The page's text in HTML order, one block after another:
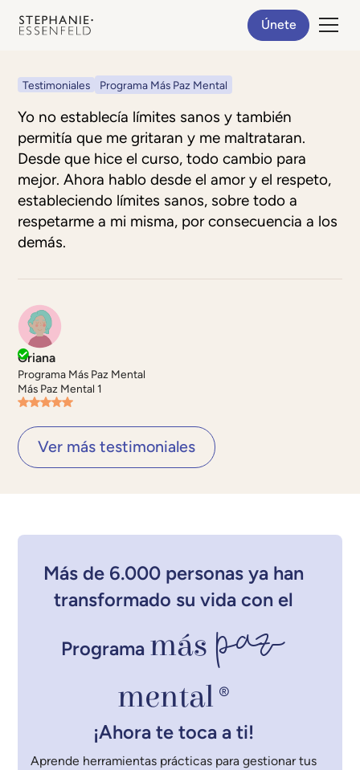
Únete
Testimoniales Programa Más Paz Mental
Yo no establecía límites sanos y también
permitía que me gritaran y me maltrataran.
Desde que hice el curso, todo cambio para
mejor. Ahora hablo desde el amor y el respeto,
estableciendo límites sanos, sobre todo a
respetarme a mi misma, por consecuencia a los
demás.
Oriana
Programa Más Paz Mental
Más Paz Mental 1
Ver más testimoniales
Más de 6.000 personas ya han
transformado su vida con el
Programa más paz
mental ®
¡Ahora te toca a ti!
Aprende herramientas prácticas para gestionar tus